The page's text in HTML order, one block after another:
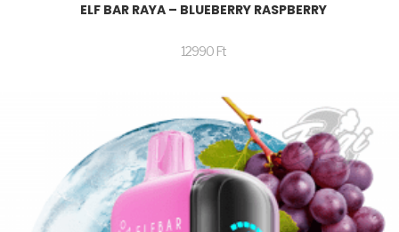
ELF BAR RAYA – BLUEBERRY RASPBERRY
12990 Ft